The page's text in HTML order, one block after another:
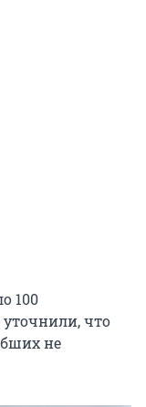
100
что
не